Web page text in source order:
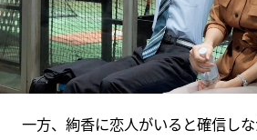
一方、絢香に恋人がいると確信し